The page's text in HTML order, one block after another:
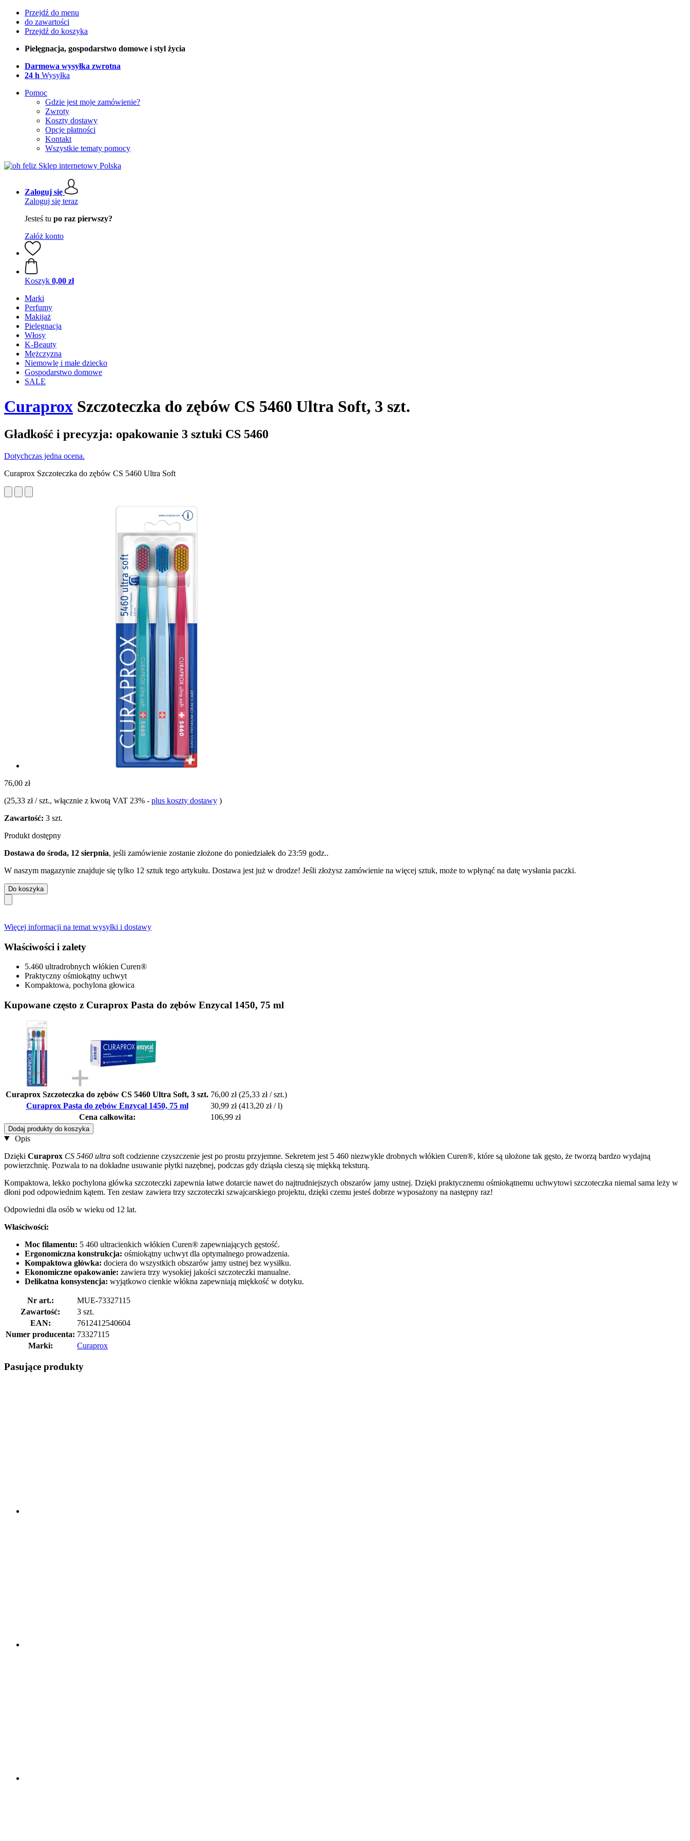
Przejdź do menu
do zawartości
Przejdź do koszyka
Pielęgnacja, gospodarstwo domowe i styl życia
Darmowa wysyłka zwrotna
24 h Wysyłka
Pomoc
Gdzie jest moje zamówienie?
Zwroty
Koszty dostawy
Opcje płatności
Kontakt
Wszystkie tematy pomocy
Zaloguj się
Zaloguj się teraz
Jesteś tu po raz pierwszy?
Załóż konto
Koszyk 0,00 zł
Marki
Perfumy
Makijaż
Pielęgnacja
Włosy
K-Beauty
Mężczyzna
Niemowlę i małe dziecko
Gospodarstwo domowe
SALE
Curaprox Szczoteczka do zębów CS 5460 Ultra Soft, 3 szt.
Gładkość i precyzja: opakowanie 3 sztuki CS 5460
Dotychczas jedna ocena.
Curaprox Szczoteczka do zębów CS 5460 Ultra Soft
76,00 zł
(25,33 zł / szt., włącznie z kwotą VAT 23% - plus koszty dostawy )
Zawartość: 3 szt.
Produkt dostępny
Dostawa do środa, 12 sierpnia, jeśli zamówienie zostanie złożone do poniedziałek do 23:59 godz..
W naszym magazynie znajduje się tylko 12 sztuk tego artykułu. Dostawa jest już w drodze! Jeśli złożysz zamówienie na więcej sztuk, może to wpłynąć na datę wysłania paczki.
Do koszyka
Więcej informacji na temat wysyłki i dostawy
Właściwości i zalety
5.460 ultradrobnych włókien Curen®
Praktyczny ośmiokątny uchwyt
Kompaktowa, pochylona głowica
Kupowane często z Curaprox Pasta do zębów Enzycal 1450, 75 ml
Curaprox Szczoteczka do zębów CS 5460 Ultra Soft, 3 szt. 76,00 zł (25,33 zł / szt.)
Curaprox Pasta do zębów Enzycal 1450, 75 ml
30,99 zł (413,20 zł / l)
Cena całkowita:
106,99 zł
Dodaj produkty do koszyka
Opis
Dzięki Curaprox CS 5460 ultra soft codzienne czyszczenie jest po prostu przyjemne. Sekretem jest 5 460 niezwykle drobnych włókien Curen®, które są ułożone tak gęsto, że tworzą bardzo wydajną
powierzchnię. Pozwala to na dokładne usuwanie płytki nazębnej, podczas gdy dziąsła cieszą się miękką teksturą.
Kompaktowa, lekko pochylona główka szczoteczki zapewnia łatwe dotarcie nawet do najtrudniejszych obszarów jamy ustnej. Dzięki praktycznemu ośmiokątnemu uchwytowi szczoteczka niemal sama leży w
dłoni pod odpowiednim kątem. Ten zestaw zawiera trzy szczoteczki szwajcarskiego projektu, dzięki czemu jesteś dobrze wyposażony na następny raz!
Odpowiedni dla osób w wieku od 12 lat.
Właściwości:
Moc filamentu: 5 460 ultracienkich włókien Curen® zapewniających gęstość.
Ergonomiczna konstrukcja: ośmiokątny uchwyt dla optymalnego prowadzenia.
Kompaktowa główka: dociera do wszystkich obszarów jamy ustnej bez wysiłku.
Ekonomiczne opakowanie: zawiera trzy wysokiej jakości szczoteczki manualne.
Delikatna konsystencja: wyjątkowo cienkie włókna zapewniają miękkość w dotyku.
Nr art.:
MUE-73327115
Zawartość:
3 szt.
EAN:
7612412540604
Numer producenta: 73327115
Marki:
Curaprox
Pasujące produkty